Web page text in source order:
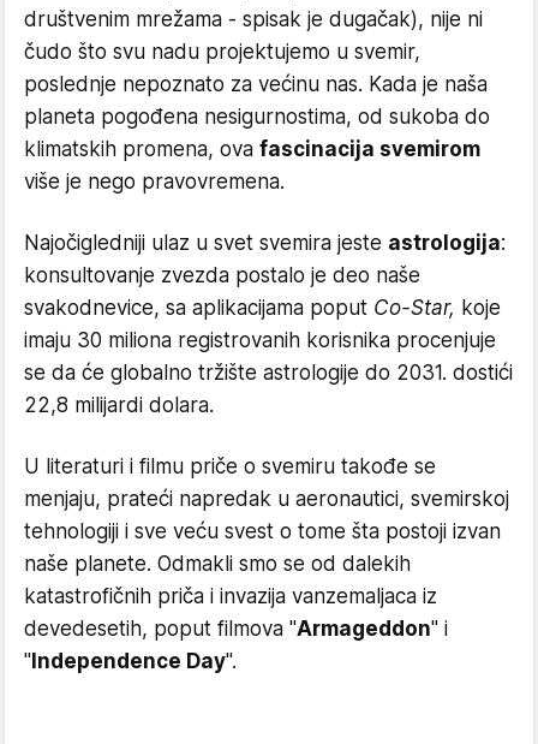
društvenim mrežama - spisak je dugačak), nije ni
čudo što svu nadu projektujemo u svemir,
poslednje nepoznato za većinu nas. Kada je naša
planeta pogođena nesigurnostima, od sukoba do
klimatskih promena, ova fascinacija svemirom
više je nego pravovremena.
Najočigledniji ulaz u svet svemira jeste astrologija:
konsultovanje zvezda postalo je deo naše
svakodnevice, sa aplikacijama poput Co-Star, koje
imaju 30 miliona registrovanih korisnika procenjuje
se da će globalno tržište astrologije do 2031. dostići
22,8 milijardi dolara.
U literaturi i filmu priče o svemiru takođe se
menjaju, prateći napredak u aeronautici, svemirskoj
tehnologiji i sve veću svest o tome šta postoji izvan
naše planete. Odmakli smo se od dalekih
katastrofičnih priča i invazija vanzemaljaca iz
devedesetih, poput filmova "Armageddon" i
"Independence Day".